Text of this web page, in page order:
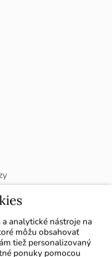
2026 / 2027
:-)
analytické nástroje na
môžu obsahovať
tiež personalizovaný
ponuky pomocou